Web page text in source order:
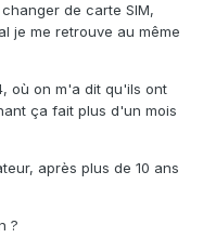
de carte SIM,
je me retrouve au même
où on m'a dit qu'ils ont
ça fait plus d'un mois
après plus de 10 ans
?